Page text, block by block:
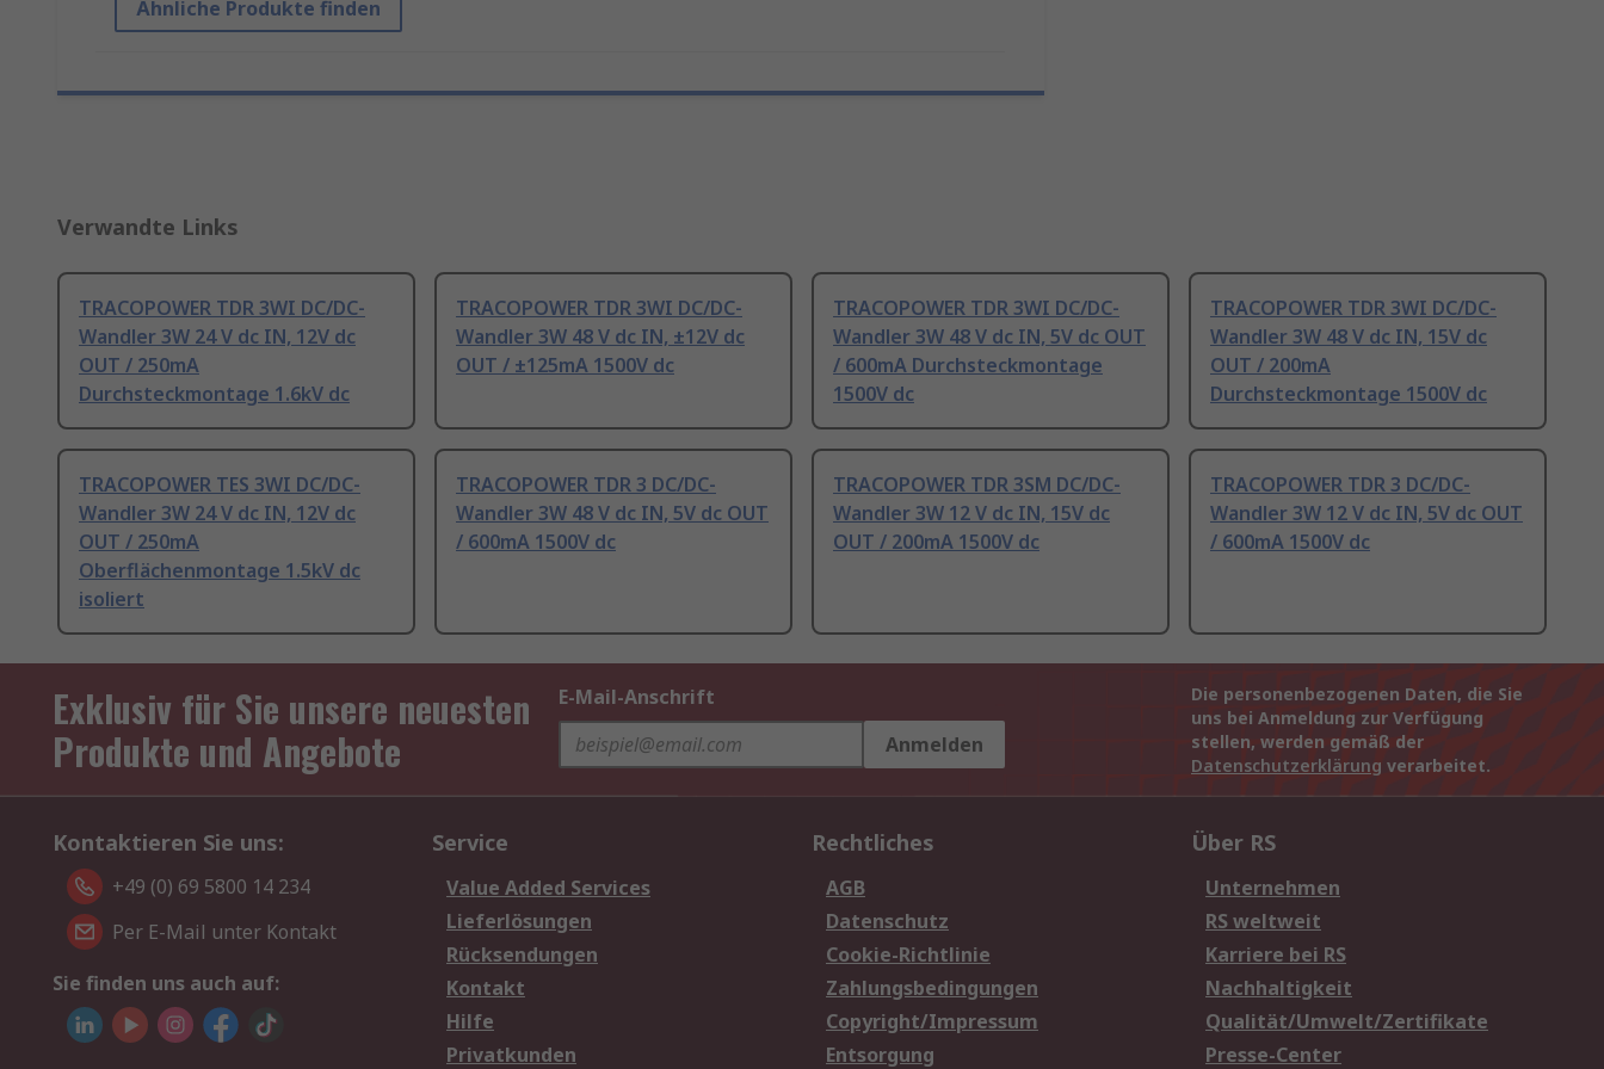
Ähnliche Produkte finden
Verwandte Links
TRACOPOWER TDR 3WI DC/DC-
Wandler 3W 24 V dc IN, 12V dc
OUT / 250mA
Durchsteckmontage 1.6kV dc
TRACOPOWER TDR 3WI DC/DC-
Wandler 3W 48 V dc IN, ±12V dc
OUT / ±125mA 1500V dc
TRACOPOWER TDR 3WI DC/DC-
Wandler 3W 48 V dc IN, 5V dc OUT
/ 600mA Durchsteckmontage
1500V dc
TRACOPOWER TDR 3WI DC/DC-
Wandler 3W 48 V dc IN, 15V dc
OUT / 200mA
Durchsteckmontage 1500V dc
TRACOPOWER TES 3WI DC/DC-
Wandler 3W 24 V dc IN, 12V dc
OUT / 250mA
Oberflächenmontage 1.5kV dc
isoliert
TRACOPOWER TDR 3 DC/DC-
Wandler 3W 48 V dc IN, 5V dc OUT
/ 600mA 1500V dc
TRACOPOWER TDR 3SM DC/DC-
Wandler 3W 12 V dc IN, 15V dc
OUT / 200mA 1500V dc
TRACOPOWER TDR 3 DC/DC-
Wandler 3W 12 V dc IN, 5V dc OUT
/ 600mA 1500V dc
Exklusiv für Sie unsere neuesten
Produkte und Angebote
E-Mail-Anschrift
Anmelden
Die personenbezogenen Daten, die Sie
uns bei Anmeldung zur Verfügung
stellen, werden gemäß der
Datenschutzerklärung verarbeitet.
Kontaktieren Sie uns:
+49 (0) 69 5800 14 234
Per E-Mail unter Kontakt
Sie finden uns auch auf:
Service
Value Added Services
Lieferlösungen
Rücksendungen
Kontakt
Hilfe
Privatkunden
Rechtliches
AGB
Datenschutz
Cookie-Richtlinie
Zahlungsbedingungen
Copyright/Impressum
Entsorgung
Über RS
Unternehmen
RS weltweit
Karriere bei RS
Nachhaltigkeit
Qualität/Umwelt/Zertifikate
Presse-Center